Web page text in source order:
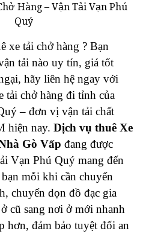
Hàng – Vận Tải Vạn Phú
Quý
xe tải chở hàng ? Bạn
tải nào uy tín, giá tốt
hãy liên hệ ngay với
tải chở hàng đi tỉnh của
– đơn vị vận tải chất
hiện nay. Dịch vụ thuê Xe
Gò Vấp đang được
Vạn Phú Quý mang đến
mỗi khi cần chuyển
chuyển dọn đồ đạc gia
cũ sang nơi ở mới nhanh
hơn, đảm bảo tuyệt đối an